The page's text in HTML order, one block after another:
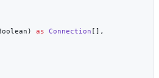
as Connection